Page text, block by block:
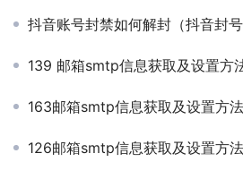
抖音账号封禁如何解封（抖音封号申诉解封全攻略：3
139 邮箱smtp信息获取及设置方
163邮箱smtp信息获取及设置方法
126邮箱smtp信息获取及设置方法